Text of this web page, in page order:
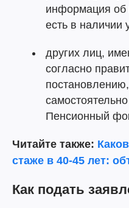
информация об
есть в наличии
других лиц,
согласно
Пенсионный
Читайте также:
стаже в 40-45 лет:
Как подать